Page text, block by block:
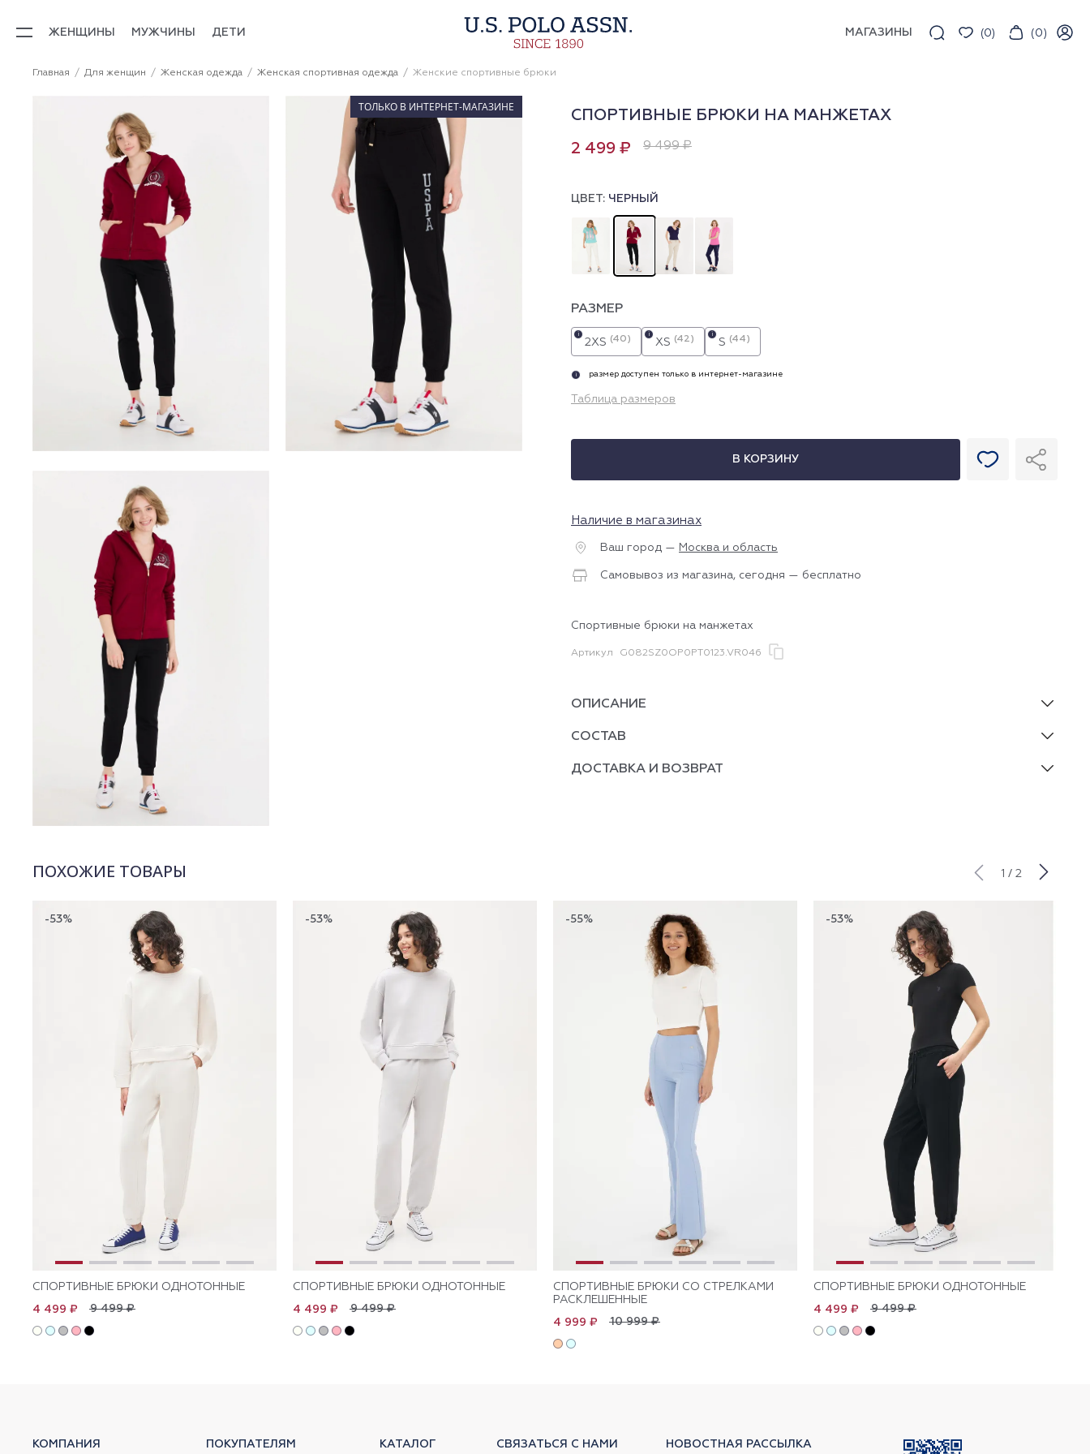
ЖЕНЩИНЫ МУЖЧИНЫ ДЕТИ МАГАЗИНЫ (0) (0)
Главная Для женщин Женская одежда Женская спортивная одежда Женские спортивные брюки
ТОЛЬКО В ИНТЕРНЕТ-МАГАЗИНЕ
СПОРТИВНЫЕ БРЮКИ НА МАНЖЕТАХ
2 499 ₽ 9 499 ₽
ЦВЕТ: ЧЕРНЫЙ
РАЗМЕР
2XS (40)
i
XS (42)
i
S (44)
i
i размер доступен только в интернет-магазине
Таблица размеров
В КОРЗИНУ
Наличие в магазинах
Ваш город — Москва и область
Самовывоз из магазина, сегодня — бесплатно
Спортивные брюки на манжетах
Артикул G082SZ0OP0PT0123.VR046
ОПИСАНИЕ
СОСТАВ
ДОСТАВКА И ВОЗВРАТ
ПОХОЖИЕ ТОВАРЫ 1 / 2
-53%
СПОРТИВНЫЕ БРЮКИ ОДНОТОННЫЕ
9 499 ₽
4 499 ₽
-53%
СПОРТИВНЫЕ БРЮКИ ОДНОТОННЫЕ
9 499 ₽
4 499 ₽
-55%
СПОРТИВНЫЕ БРЮКИ СО СТРЕЛКАМИ
РАСКЛЕШЕННЫЕ
10 999 ₽
4 999 ₽
-53%
СПОРТИВНЫЕ БРЮКИ ОДНОТОННЫЕ
9 499 ₽
4 499 ₽
КОМПАНИЯ ПОКУПАТЕЛЯМ КАТАЛОГ СВЯЗАТЬСЯ С НАМИ НОВОСТНАЯ РАССЫЛКА